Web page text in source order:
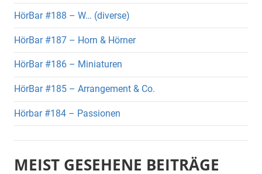
HörBar #188 – W… (diverse)
HörBar #187 – Horn & Hörner
HörBar #186 – Miniaturen
HörBar #185 – Arrangement & Co.
Hörbar #184 – Passionen
MEIST GESEHENE BEITRÄGE